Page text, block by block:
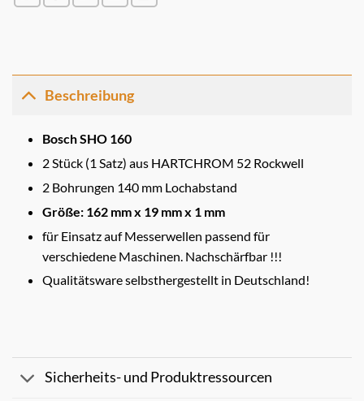
Beschreibung
Bosch SHO 160
2 Stück (1 Satz) aus HARTCHROM 52 Rockwell
2 Bohrungen 140 mm Lochabstand
Größe: 162 mm x 19 mm x 1 mm
für Einsatz auf Messerwellen passend für
verschiedene Maschinen. Nachschärfbar !!!
Qualitätsware selbsthergestellt in Deutschland!
Sicherheits- und Produktressourcen